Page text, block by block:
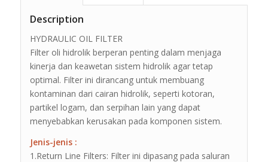
Description
HYDRAULIC OIL FILTER
Filter oli hidrolik berperan penting dalam menjaga
kinerja dan keawetan sistem hidrolik agar tetap
optimal. Filter ini dirancang untuk membuang
kontaminan dari cairan hidrolik, seperti kotoran,
partikel logam, dan serpihan lain yang dapat
menyebabkan kerusakan pada komponen sistem.
Jenis-jenis :
1.Return Line Filters: Filter ini dipasang pada saluran